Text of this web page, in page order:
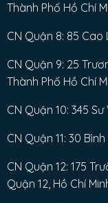
Thành Phố Hồ Chí
CN Quận 8: 85 Cao
CN Quận 9: 25
Thành Phố Hồ Chí
CN Quận 10: 345
CN Quận 11: 30
CN Quận 12: 175
Quận 12, Hồ Chí